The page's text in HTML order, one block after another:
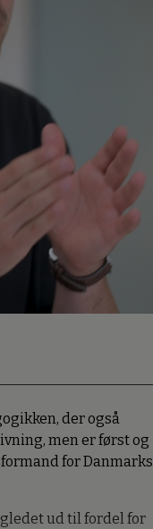
der også
men er først og
for Danmarks
ud til fordel for